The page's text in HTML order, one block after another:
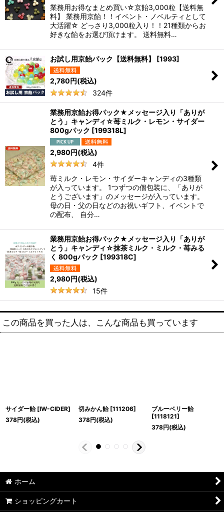
業務用お得なまとめ買い☆京飴3,000粒【送料無
料】 業務用京飴！！イベント・ノベルティとして
大活躍☆ どっさり3,000粒入り！！21種類からお
好きな飴をお選び頂けます。 送料無料…
お試し用京飴パック【送料無料】 [1993]
2,780円(税込)
324件
業務用京飴お得パック★メッセージ入り「ありが
とう」キャンディ☆苺ミルク・レモン・サイダー
800gパック [199318L]
2,980円(税込)
4件
苺ミルク・レモン・サイダーキャンディの3種類
が入っています。 1つずつの個包装に、「ありが
とうございます」のメッセージが入っています。
母の日・父の日などのお祝いギフト、イベントで
の配布、 自分…
業務用京飴お得パック★メッセージ入り「ありが
とう」キャンディ☆抹茶ミルク・ミルク・苺みる
く 800gパック [199318C]
2,980円(税込)
15件
この商品を買った人は、こんな商品も買っています
サイダー飴 [IW-CIDER]
378円(税込)
切みかん飴 [111206]
378円(税込)
ブルーベリー飴
[1118121]
378円(税込)
ホーム
ショッピングカート